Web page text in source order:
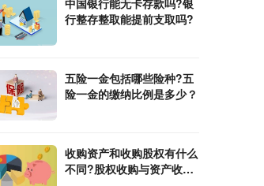
中国银行能无卡存款吗?银
行整存整取能提前支取吗?
五险一金包括哪些险种?五
险一金的缴纳比例是多少？
收购资产和收购股权有什么
不同?股权收购与资产收购